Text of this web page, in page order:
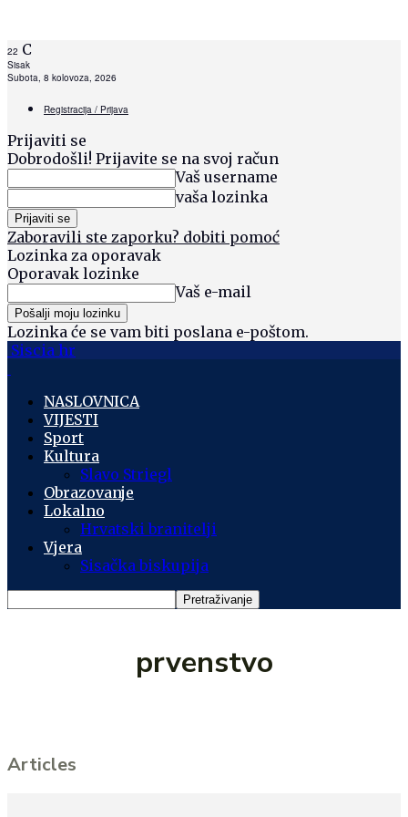
22 C
Sisak
Subota, 8 kolovoza, 2026
Registracija / Prijava
Prijaviti se
Dobrodošli! Prijavite se na svoj račun
Vaš username
vaša lozinka
Zaboravili ste zaporku? dobiti pomoć
Lozinka za oporavak
Oporavak lozinke
Vaš e-mail
Lozinka će se vam biti poslana e-poštom.
Siscia hr
NASLOVNICA
VIJESTI
Sport
Kultura
Slavo Striegl
Obrazovanje
Lokalno
Hrvatski branitelji
Vjera
Sisačka biskupija
prvenstvo
Articles